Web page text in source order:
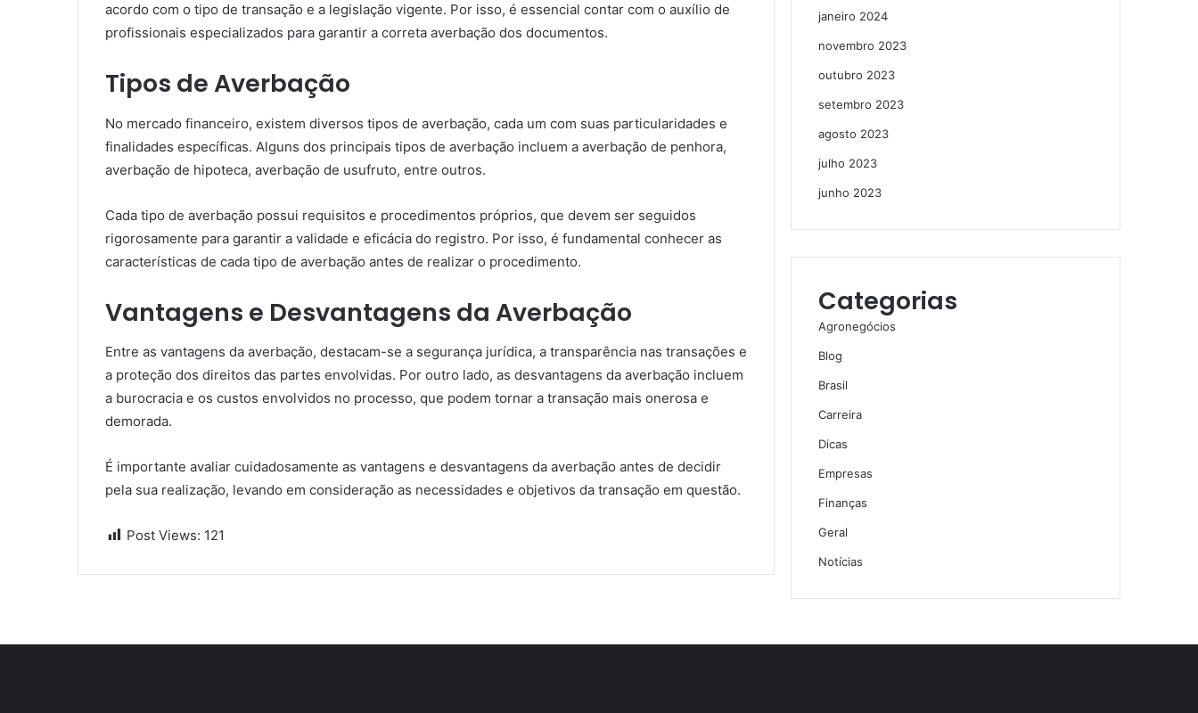
acordo com o tipo de transação e a legislação vigente. Por isso, é essencial contar com o auxílio de
profissionais especializados para garantir a correta averbação dos documentos.
Tipos de Averbação
No mercado financeiro, existem diversos tipos de averbação, cada um com suas particularidades e
finalidades específicas. Alguns dos principais tipos de averbação incluem a averbação de penhora,
averbação de hipoteca, averbação de usufruto, entre outros.
Cada tipo de averbação possui requisitos e procedimentos próprios, que devem ser seguidos
rigorosamente para garantir a validade e eficácia do registro. Por isso, é fundamental conhecer as
características de cada tipo de averbação antes de realizar o procedimento.
Vantagens e Desvantagens da Averbação
Entre as vantagens da averbação, destacam-se a segurança jurídica, a transparência nas transações e
a proteção dos direitos das partes envolvidas. Por outro lado, as desvantagens da averbação incluem
a burocracia e os custos envolvidos no processo, que podem tornar a transação mais onerosa e
demorada.
É importante avaliar cuidadosamente as vantagens e desvantagens da averbação antes de decidir
pela sua realização, levando em consideração as necessidades e objetivos da transação em questão.
Post Views: 121
janeiro 2024
novembro 2023
outubro 2023
setembro 2023
agosto 2023
julho 2023
junho 2023
Categorias
Agronegócios
Blog
Brasil
Carreira
Dicas
Empresas
Finanças
Geral
Notícias